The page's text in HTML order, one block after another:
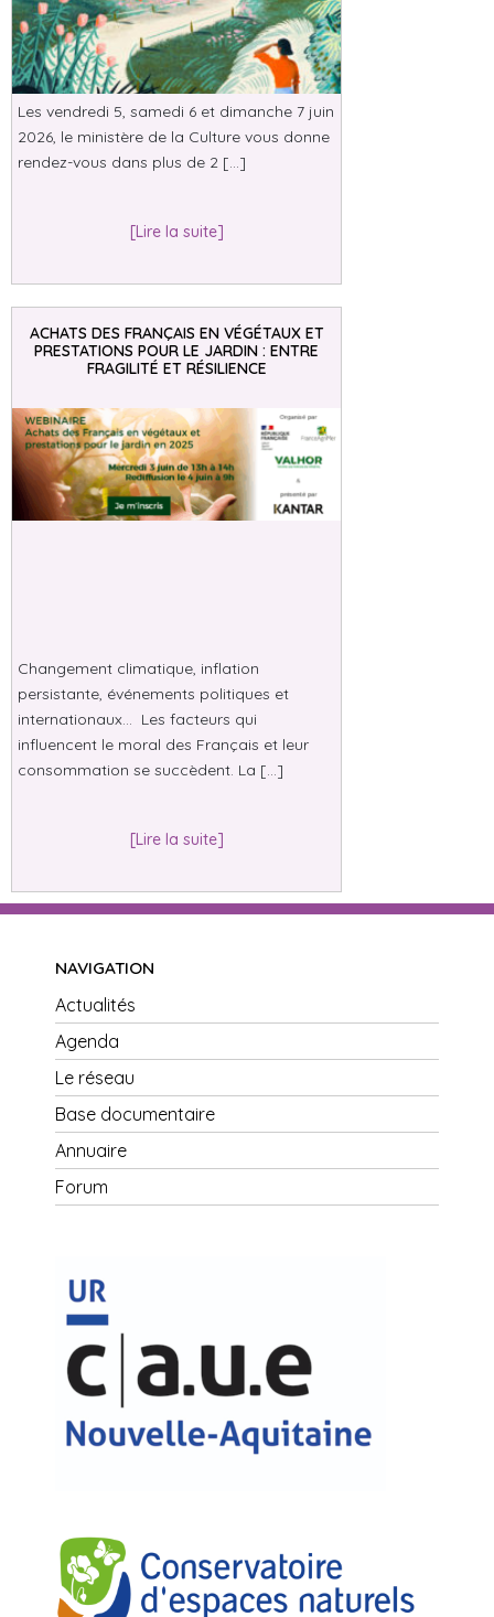
Les vendredi 5, samedi 6 et dimanche 7 juin
2026, le ministère de la Culture vous donne
rendez-vous dans plus de 2 […]
[Lire la suite]
ACHATS DES FRANÇAIS EN VÉGÉTAUX ET
PRESTATIONS POUR LE JARDIN : ENTRE
FRAGILITÉ ET RÉSILIENCE
Changement climatique, inflation
persistante, événements politiques et
internationaux… Les facteurs qui
influencent le moral des Français et leur
consommation se succèdent. La […]
[Lire la suite]
NAVIGATION
Actualités
Agenda
Le réseau
Base documentaire
Annuaire
Forum